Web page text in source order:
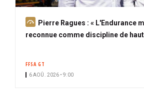
A
b
Pierre Ragues : « L'Endurance
reconnue comme discipline de haut
FFSA GT
6 AOÛ. 2026 • 9:00